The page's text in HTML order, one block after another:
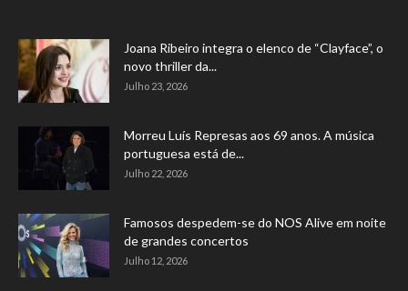
Joana Ribeiro integra o elenco de “Clayface”, o
novo thriller da...
Julho 23, 2026
Morreu Luís Represas aos 69 anos. A música
portuguesa está de...
Julho 22, 2026
Famosos despedem-se do NOS Alive em noite
de grandes concertos
Julho 12, 2026